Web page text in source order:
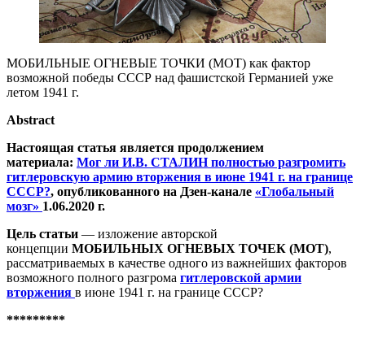
МОБИЛЬНЫЕ ОГНЕВЫЕ ТОЧКИ (МОТ) как фактор
возможной победы СССР над фашистской Германией уже
летом 1941 г.
Abstract
Настоящая статья является продолжением
материала: Мог ли И.В. СТАЛИН полностью разгромить
гитлеровскую армию вторжения в июне 1941 г. на границе
СССР?, опубликованного на Дзен-канале «Глобальный
мозг» 1.06.2020 г.
Цель статьи — изложение авторской
концепции МОБИЛЬНЫХ ОГНЕВЫХ ТОЧЕК (МОТ),
рассматриваемых в качестве одного из важнейших факторов
возможного полного разгрома гитлеровской армии
вторжения в июне 1941 г. на границе СССР?
*********